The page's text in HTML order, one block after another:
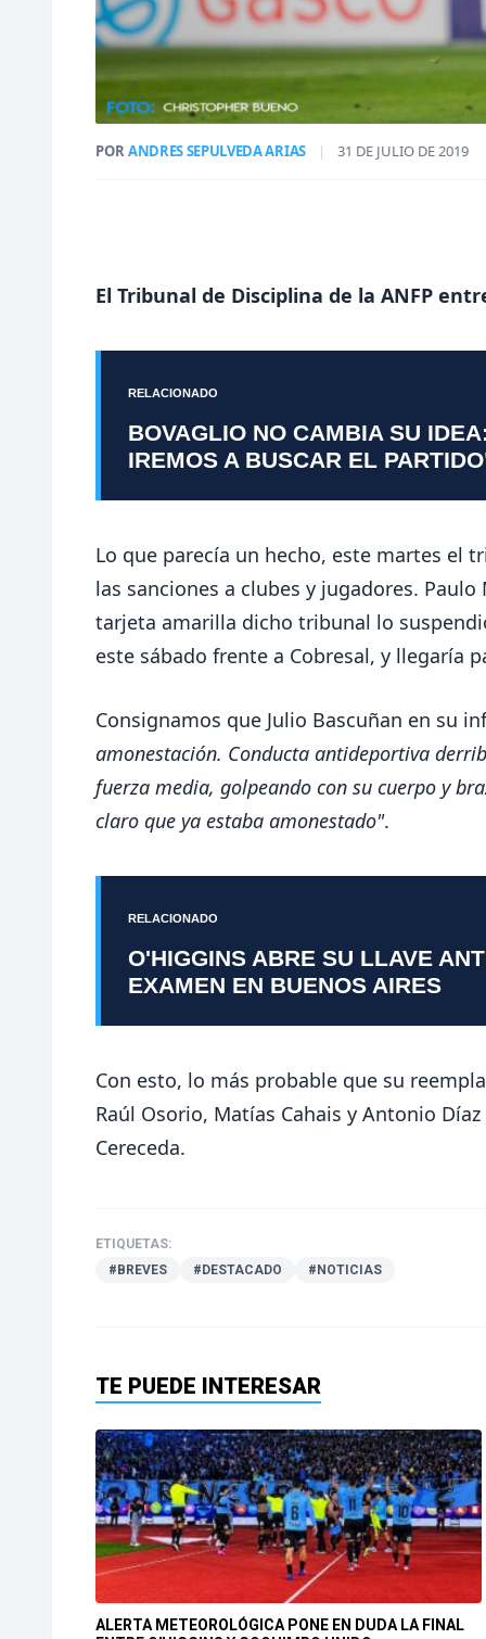
PORANDRES SEPULVEDA ARIAS | 31 DE JULIO DE 2019
El Tribunal de Disciplina de la ANFP
RELACIONADO
BOVAGLIO NO CAMBIA SU
IREMOS A BUSCAR EL
Lo que parecía un hecho, este martes el
las sanciones a clubes y jugadores.
tarjeta amarilla dicho tribunal lo
este sábado frente a Cobresal, y llegaría
Consignamos que Julio Bascuñan en su
amonestación. Conducta antideportiva
fuerza media, golpeando con su cuerpo y
claro que ya estaba amonestado".
RELACIONADO
O'HIGGINS ABRE SU LLAVE
EXAMEN EN BUENOS AIRES
Con esto, lo más probable que su
Raúl Osorio, Matías Cahais y Antonio
Cereceda.
ETIQUETAS:
#BREVES
#DESTACADO #NOTICIAS
TE PUEDE INTERESAR
ALERTA METEOROLÓGICA PONE EN DUDA LA FINAL